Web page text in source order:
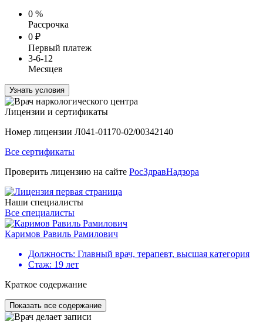
0 %
Рассрочка
0 ₽
Первый платеж
3-6-12
Месяцев
Узнать условия
Лицензии и сертификаты
Номер лицензии Л041-01170-02/00342140
Все сертификаты
Проверить лицензию на сайте РосЗдравНадзора
Наши специалисты
Все специалисты
Каримов Равиль Рамилович
Должность: Главный врач, терапевт, высшая категория
Стаж: 19 лет
Краткое содержание
Показать все содержание